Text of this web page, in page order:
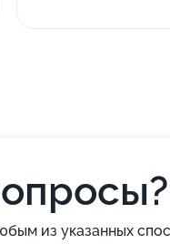
из указанных